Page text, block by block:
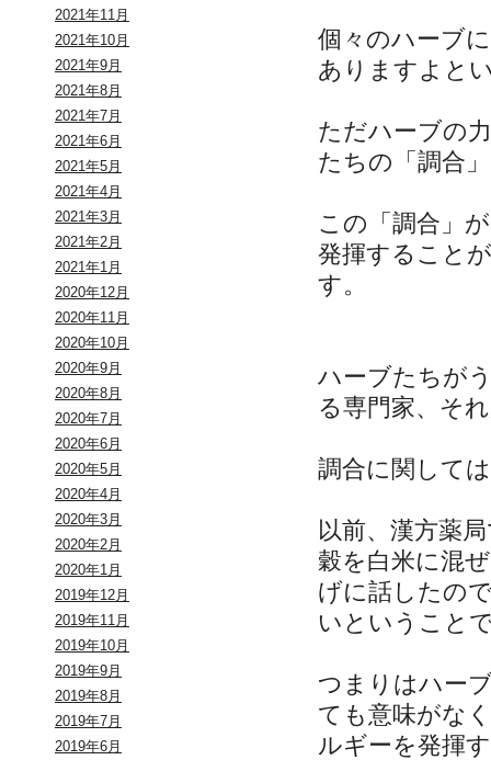
2021年11月
2021年10月
2021年9月
2021年8月
2021年7月
2021年6月
2021年5月
2021年4月
2021年3月
2021年2月
2021年1月
2020年12月
2020年11月
2020年10月
2020年9月
2020年8月
2020年7月
2020年6月
2020年5月
2020年4月
2020年3月
2020年2月
2020年1月
2019年12月
2019年11月
2019年10月
2019年9月
2019年8月
2019年7月
2019年6月
個々のハーブ
ありますよと
ただハーブの
たちの「調合
この「調合」
発揮すること
す。
ハーブたちが
る専門家、そ
調合に関して
以前、漢方薬
穀を白米に混
げに話したの
いということ
つまりはハー
ても意味がな
ルギーを発揮